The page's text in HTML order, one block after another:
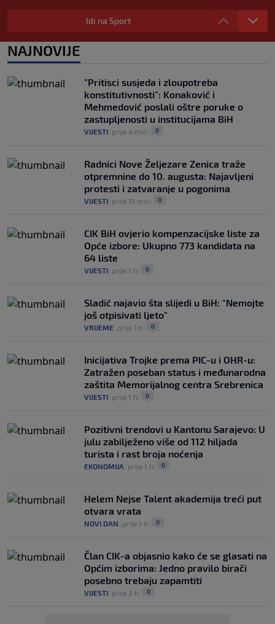
Danas počinje nova sezona šampionata
BiH: Željezničar protiv novajlije na
NOGOMET|prije 3 h| 0
saveza, ali i jednu kritiku
NOGOMET|prije 4 h| 0
Idi na Sport
NAJNOVIJE
"Pritisci susjeda i zloupotreba
konstitutivnosti": Konaković i
Mehmedović poslali oštre poruke o
zastupljenosti u institucijama BiH
VIJESTI prije 4 min 0
Radnici Nove Željezare Zenica traže
otpremnine do 10. augusta: Najavljeni
protesti i zatvaranje u pogonima
VIJESTI prije 51 min 0
CIK BiH ovjerio kompenzacijske liste za
Opće izbore: Ukupno 773 kandidata na
64 liste
VIJESTI prije 1 h 0
Sladić najavio šta slijedi u BiH: "Nemojte
još otpisivati ljeto"
VRIJEME prije 1 h 0
Inicijativa Trojke prema PIC-u i OHR-u:
Zatražen poseban status i međunarodna
zaštita Memorijalnog centra Srebrenica
VIJESTI prije 1 h 0
Pozitivni trendovi u Kantonu Sarajevo: U
julu zabilježeno više od 112 hiljada
turista i rast broja noćenja
EKONOMIJA prije 1 h 0
Helem Nejse Talent akademija treći put
otvara vrata
NOVI DAN prije 1 h 0
Član CIK-a objasnio kako će se glasati na
Općim izborima: Jedno pravilo birači
posebno trebaju zapamtiti
VIJESTI prije 2 h 0